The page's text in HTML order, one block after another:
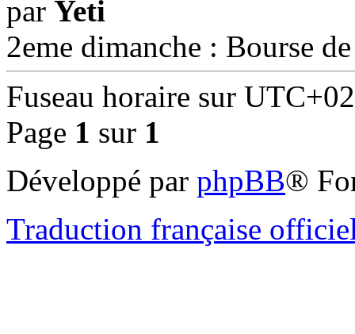
par Yeti
2eme dimanche : Bourse
Fuseau horaire sur
Page 1 sur 1
Développé par phpBB®
Traduction française